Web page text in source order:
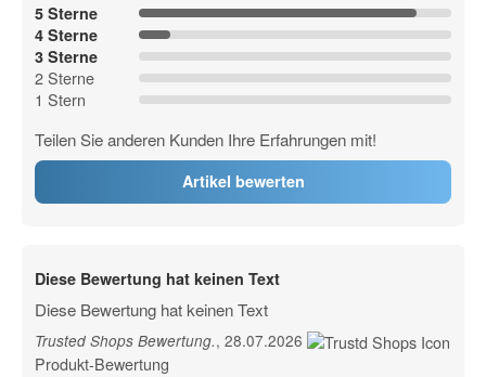
5 Sterne
4 Sterne
3 Sterne
2 Sterne
1 Stern
Teilen Sie anderen Kunden Ihre Erfahrungen mit!
Artikel bewerten
Diese Bewertung hat keinen Text
Diese Bewertung hat keinen Text
Trusted Shops Bewertung., 28.07.2026
Produkt-Bewertung